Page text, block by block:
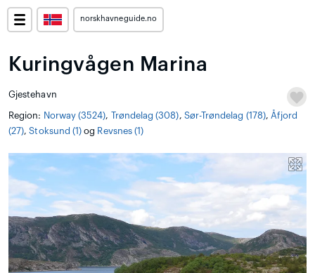
norskhavneguide.no
Kuringvågen Marina
Gjestehavn
Region: Norway (3524), Trøndelag (308), Sør-Trøndelag (178), Åfjord
(27),Stoksund (1) og Revsnes (1)